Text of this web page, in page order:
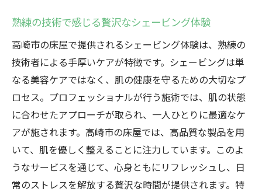
高崎市内の床屋がもたらす日常のリフレッ
シュ
シェービングが日常生活に与えるポジティ
ブな変化
高崎市の床屋で発見する心のゆとり
日常に癒しをもたらす高崎市のシェービン
グ
高崎市のプライベート床屋で贅沢なシェービン
グを体感
熟練の技術で感じる贅沢なシェービング体験
高崎市の床屋で提供されるシェービング体験は、熟練の
技術者による手厚いケアが特徴です。シェービングは単
なる美容ケアではなく、肌の健康を守るための大切なプ
ロセス。プロフェッショナルが行う施術では、肌の状態
に合わせたアプローチが取られ、一人ひとりに最適なケ
アが施されます。高崎市の床屋では、高品質な製品を用
いて、肌を優しく整えることに注力しています。このよ
うなサービスを通じて、心身ともにリフレッシュし、日
常のストレスを解放する贅沢な時間が提供されます。特